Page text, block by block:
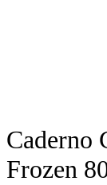
Caderno
Frozen